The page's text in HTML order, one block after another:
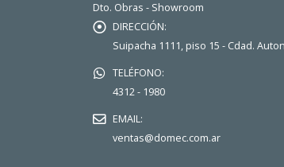
Dto. Obras - Showroom
DIRECCIÓN:
Suipacha 1111, piso 15 - Cdad.
TELÉFONO:
4312 - 1980
EMAIL:
ventas@domec.com.ar